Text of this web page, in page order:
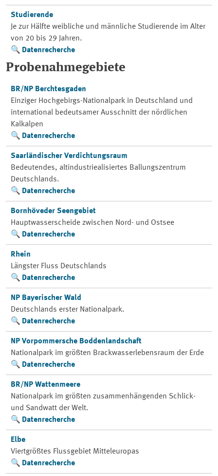
Studierende
Je zur Hälfte weibliche und männliche Studierende im Alter
von 20 bis 29 Jahren.
Datenrecherche
Probenahmegebiete
BR/NP Berchtesgaden
Einziger Hochgebirgs-Nationalpark in Deutschland und
international bedeutsamer Ausschnitt der nördlichen
Kalkalpen
Datenrecherche
Saarländischer Verdichtungsraum
Bedeutendes, altindustriealisiertes Ballungszentrum
Deutschlands.
Datenrecherche
Bornhöveder Seengebiet
Hauptwasserscheide zwischen Nord- und Ostsee
Datenrecherche
Rhein
Längster Fluss Deutschlands
Datenrecherche
NP Bayerischer Wald
Deutschlands erster Nationalpark.
Datenrecherche
NP Vorpommersche Boddenlandschaft
Nationalpark im größten Brackwasserlebensraum der Erde
Datenrecherche
BR/NP Wattenmeere
Nationalpark im größten zusammenhängenden Schlick-
und Sandwatt der Welt.
Datenrecherche
Elbe
Viertgrößtes Flussgebiet Mitteleuropas
Datenrecherche